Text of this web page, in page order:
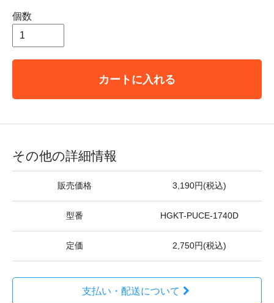
個数
カートに入れる
その他の詳細情報
販売価格 3,190円(税込)
型番 HGKT-PUCE-1740D
定価 2,750円(税込)
支払い・配送について